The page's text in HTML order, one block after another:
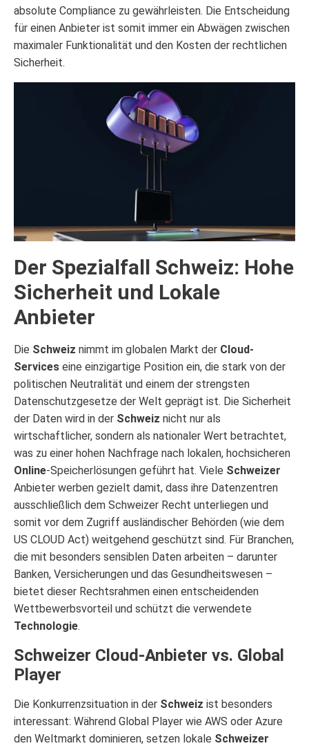
absolute Compliance zu gewährleisten. Die Entscheidung
für einen Anbieter ist somit immer ein Abwägen zwischen
maximaler Funktionalität und den Kosten der rechtlichen
Sicherheit.
Der Spezialfall Schweiz: Hohe
Sicherheit und Lokale
Anbieter
Die Schweiz nimmt im globalen Markt der Cloud-
Services eine einzigartige Position ein, die stark von der
politischen Neutralität und einem der strengsten
Datenschutzgesetze der Welt geprägt ist. Die Sicherheit
der Daten wird in der Schweiz nicht nur als
wirtschaftlicher, sondern als nationaler Wert betrachtet,
was zu einer hohen Nachfrage nach lokalen, hochsicheren
Online-Speicherlösungen geführt hat. Viele Schweizer
Anbieter werben gezielt damit, dass ihre Datenzentren
ausschließlich dem Schweizer Recht unterliegen und
somit vor dem Zugriff ausländischer Behörden (wie dem
US CLOUD Act) weitgehend geschützt sind. Für Branchen,
die mit besonders sensiblen Daten arbeiten – darunter
Banken, Versicherungen und das Gesundheitswesen –
bietet dieser Rechtsrahmen einen entscheidenden
Wettbewerbsvorteil und schützt die verwendete
Technologie.
Schweizer Cloud-Anbieter vs. Global
Player
Die Konkurrenzsituation in der Schweiz ist besonders
interessant: Während Global Player wie AWS oder Azure
den Weltmarkt dominieren, setzen lokale Schweizer